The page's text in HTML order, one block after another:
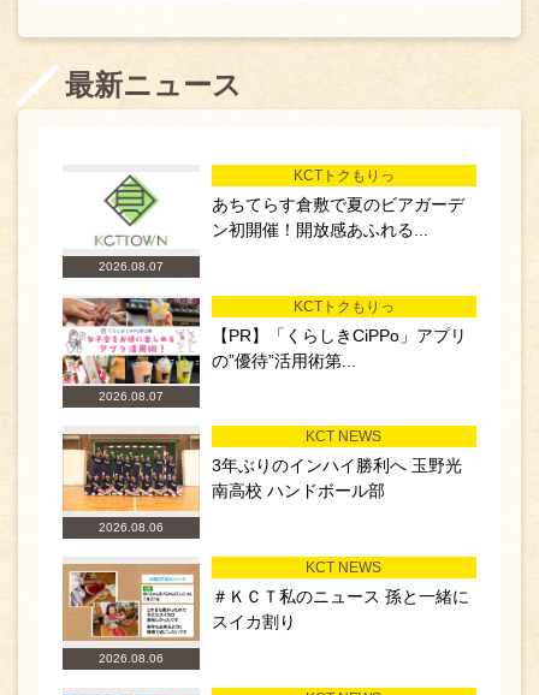
最新ニュース
2026.08.07
KCTトクもりっ
あちてらす倉敷で夏のビアガーデ
ン初開催！開放感あふれる...
2026.08.07
KCTトクもりっ
【PR】「くらしきCiPPo」アプリ
の”優待”活用術第...
2026.08.06
KCT NEWS
3年ぶりのインハイ勝利へ 玉野光
南高校 ハンドボール部
2026.08.06
KCT NEWS
＃ＫＣＴ私のニュース 孫と一緒に
スイカ割り